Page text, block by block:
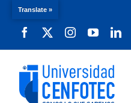
Translate »